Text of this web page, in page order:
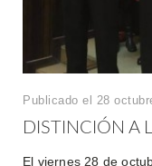
Publicado el 28
DISTINCIÓN A
El viernes 28 de